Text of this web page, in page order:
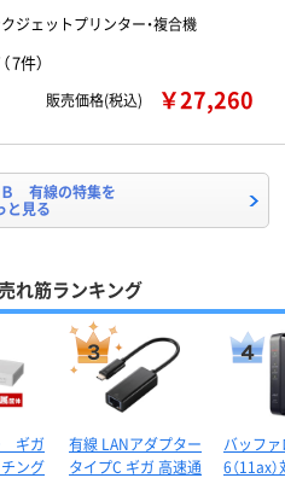
ジェットプリンター・複合機
（7件）
販売価格(税込) ￥27,260
有線の特集を
と見る
れ筋ランキング
ギガ
ング
有線 LANアダプター
タイプC ギガ 高速通
バッフ
6（11ax